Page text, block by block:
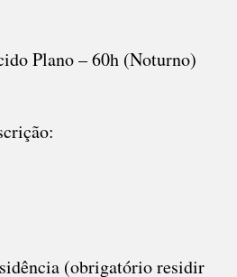
Plano – 60h (Noturno)
(obrigatório residir